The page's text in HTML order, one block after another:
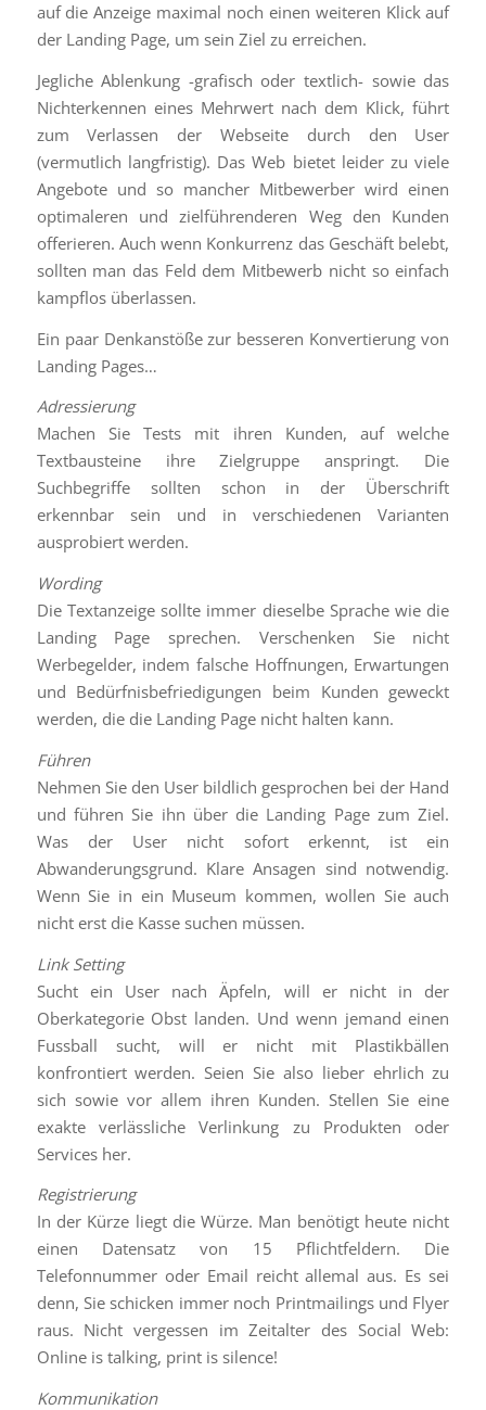
auf die Anzeige maximal noch einen weiteren Klick auf
der Landing Page, um sein Ziel zu erreichen.
Jegliche Ablenkung -grafisch oder textlich- sowie das
Nichterkennen eines Mehrwert nach dem Klick, führt
zum Verlassen der Webseite durch den User
(vermutlich langfristig). Das Web bietet leider zu viele
Angebote und so mancher Mitbewerber wird einen
optimaleren und zielführenderen Weg den Kunden
offerieren. Auch wenn Konkurrenz das Geschäft belebt,
sollten man das Feld dem Mitbewerb nicht so einfach
kampflos überlassen.
Ein paar Denkanstöße zur besseren Konvertierung von
Landing Pages…
Adressierung
Machen Sie Tests mit ihren Kunden, auf welche
Textbausteine ihre Zielgruppe anspringt. Die
Suchbegriffe sollten schon in der Überschrift
erkennbar sein und in verschiedenen Varianten
ausprobiert werden.
Wording
Die Textanzeige sollte immer dieselbe Sprache wie die
Landing Page sprechen. Verschenken Sie nicht
Werbegelder, indem falsche Hoffnungen, Erwartungen
und Bedürfnisbefriedigungen beim Kunden geweckt
werden, die die Landing Page nicht halten kann.
Führen
Nehmen Sie den User bildlich gesprochen bei der Hand
und führen Sie ihn über die Landing Page zum Ziel.
Was der User nicht sofort erkennt, ist ein
Abwanderungsgrund. Klare Ansagen sind notwendig.
Wenn Sie in ein Museum kommen, wollen Sie auch
nicht erst die Kasse suchen müssen.
Link Setting
Sucht ein User nach Äpfeln, will er nicht in der
Oberkategorie Obst landen. Und wenn jemand einen
Fussball sucht, will er nicht mit Plastikbällen
konfrontiert werden. Seien Sie also lieber ehrlich zu
sich sowie vor allem ihren Kunden. Stellen Sie eine
exakte verlässliche Verlinkung zu Produkten oder
Services her.
Registrierung
In der Kürze liegt die Würze. Man benötigt heute nicht
einen Datensatz von 15 Pflichtfeldern. Die
Telefonnummer oder Email reicht allemal aus. Es sei
denn, Sie schicken immer noch Printmailings und Flyer
raus. Nicht vergessen im Zeitalter des Social Web:
Online is talking, print is silence!
Kommunikation